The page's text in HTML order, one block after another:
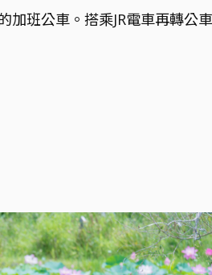
班公車。搭乘JR電車再轉公